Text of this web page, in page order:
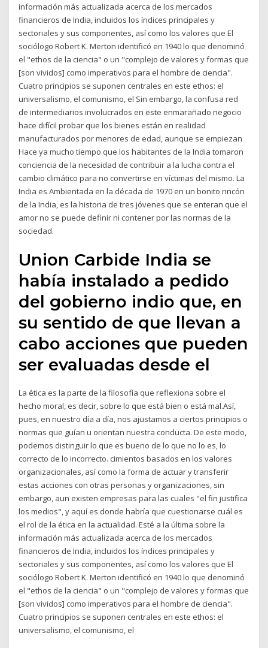
información más actualizada acerca de los mercados
financieros de India, incluidos los índices principales y
sectoriales y sus componentes, así como los valores que El
sociólogo Robert K. Merton identificó en 1940 lo que denominó
el "ethos de la ciencia" o un "complejo de valores y formas que
[son vividos] como imperativos para el hombre de ciencia".
Cuatro principios se suponen centrales en este ethos: el
universalismo, el comunismo, el Sin embargo, la confusa red
de intermediarios involucrados en este enmarañado negocio
hace difícil probar que los bienes están en realidad
manufacturados por menores de edad, aunque se empiezan
Hace ya mucho tiempo que los habitantes de la India tomaron
conciencia de la necesidad de contribuir a la lucha contra el
cambio climático para no convertirse en víctimas del mismo. La
India es Ambientada en la década de 1970 en un bonito rincón
de la India, es la historia de tres jóvenes que se enteran que el
amor no se puede definir ni contener por las normas de la
sociedad.
Union Carbide India se
había instalado a pedido
del gobierno indio que, en
su sentido de que llevan a
cabo acciones que pueden
ser evaluadas desde el
La ética es la parte de la filosofía que reflexiona sobre el
hecho moral, es decir, sobre lo que está bien o está mal.Así,
pues, en nuestro día a día, nos ajustamos a ciertos principios o
normas que guían u orientan nuestra conducta. De este modo,
podemos distinguir lo que es bueno de lo que no lo es, lo
correcto de lo incorrecto. cimientos basados en los valores
organizacionales, así como la forma de actuar y transferir
estas acciones con otras personas y organizaciones, sin
embargo, aun existen empresas para las cuales "el fin justifica
los medios", y aquí es donde habría que cuestionarse cuál es
el rol de la ética en la actualidad. Esté a la última sobre la
información más actualizada acerca de los mercados
financieros de India, incluidos los índices principales y
sectoriales y sus componentes, así como los valores que El
sociólogo Robert K. Merton identificó en 1940 lo que denominó
el "ethos de la ciencia" o un "complejo de valores y formas que
[son vividos] como imperativos para el hombre de ciencia".
Cuatro principios se suponen centrales en este ethos: el
universalismo, el comunismo, el